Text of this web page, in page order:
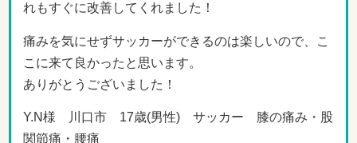
れもすぐに改善してくれました！
痛みを気にせずサッカーができるのは楽しいので、こ
こに来て良かったと思います。
ありがとうございました！
Y.N様 川口市 17歳(男性) サッカー 膝の痛み・股
関節痛・腰痛